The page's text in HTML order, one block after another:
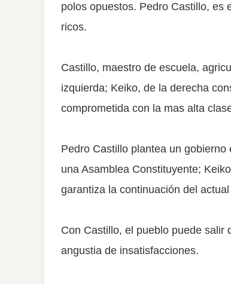
polos opuestos. Pedro Castillo, es
ricos.
Castillo, maestro de escuela,
izquierda; Keiko, de la derecha
comprometida con la mas alta
Pedro Castillo plantea un
una Asamblea Constituyente;
garantiza la continuación del
Con Castillo, el pueblo puede salir
angustia de insatisfacciones.